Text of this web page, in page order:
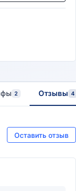
2 Отзывы 4
Оставить отзыв